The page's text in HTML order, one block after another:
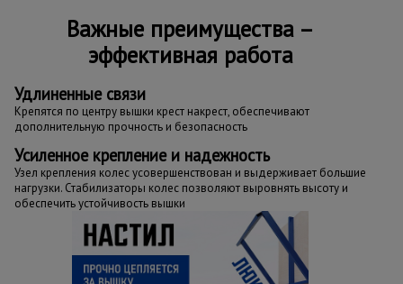
Важные преимущества –
эффективная работа
Удлиненные связи
Крепятся по центру вышки крест накрест, обеспечивают
дополнительную прочность и безопасность
Усиленное крепление и надежность
Узел крепления колес усовершенствован и выдерживает большие
нагрузки. Стабилизаторы колес позволяют выровнять высоту и
обеспечить устойчивость вышки